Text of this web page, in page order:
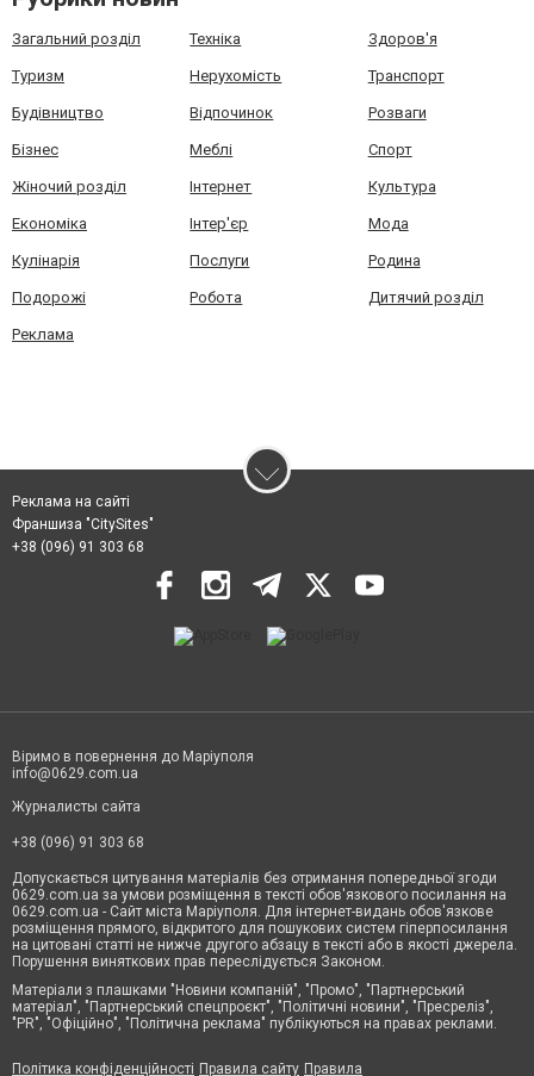
Загальний розділ Техніка Здоров'я
Туризм Нерухомість Транспорт
Будівництво Відпочинок Розваги
Бізнес Меблі Спорт
Жіночий розділ Інтернет Культура
Економіка Інтер'єр Мода
Кулінарія Послуги Родина
Подорожі Робота Дитячий розділ
Реклама
Реклама на сайті
Франшиза "CitySites"
+38 (096) 91 303 68
Віримо в повернення до Маріуполя
info@0629.com.ua
Журналисты сайта
+38 (096) 91 303 68
Допускається цитування матеріалів без отримання попередньої згоди
0629.com.ua за умови розміщення в тексті обов'язкового посилання на
0629.com.ua - Сайт міста Маріуполя. Для інтернет-видань обов'язкове
розміщення прямого, відкритого для пошукових систем гіперпосилання
на цитовані статті не нижче другого абзацу в тексті або в якості джерела.
Порушення виняткових прав переслідується Законом.
Матеріали з плашками "Новини компаній", "Промо", "Партнерський
матеріал", "Партнерський спецпроєкт", "Політичні новини", "Пресреліз",
"PR", "Офіційно", "Політична реклама" публікуються на правах реклами.
Політика конфіденційності Правила сайту Правила